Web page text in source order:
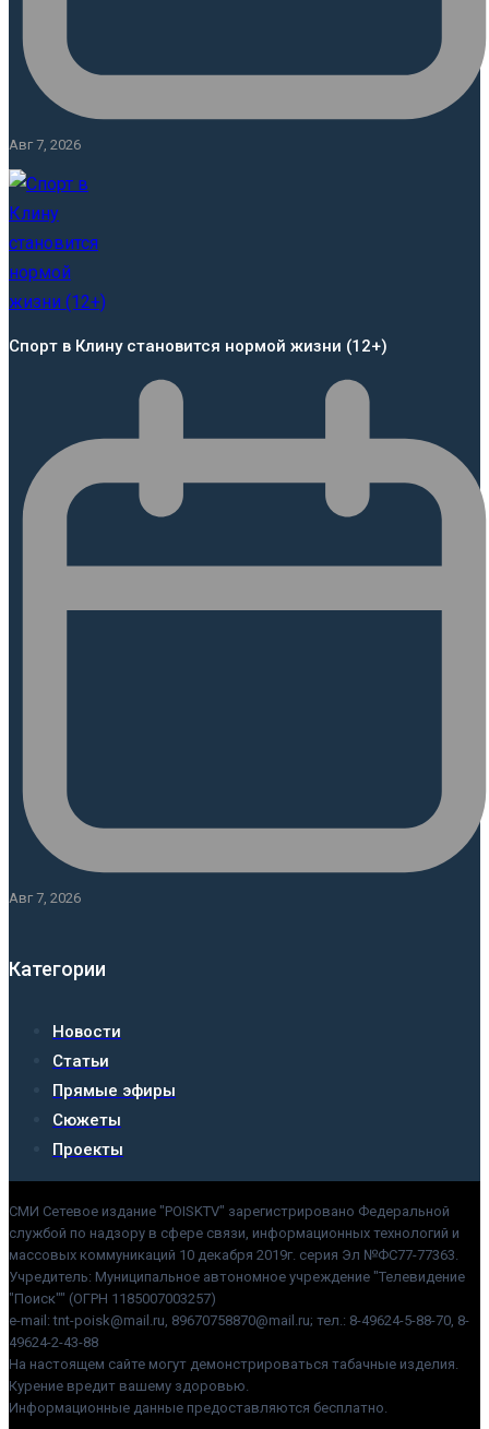
Авг 7, 2026
Спорт в Клину становится нормой жизни (12+)
Авг 7, 2026
Категории
Новости
Статьи
Прямые эфиры
Сюжеты
Проекты
СМИ Сетевое издание "POISKTV" зарегистрировано Федеральной
службой по надзору в сфере связи, информационных технологий и
массовых коммуникаций 10 декабря 2019г. серия Эл №ФС77-77363.
Учредитель: Муниципальное автономное учреждение "Телевидение
"Поиск"" (ОГРН 1185007003257)
e-mail: tnt-poisk@mail.ru, 89670758870@mail.ru; тел.: 8-49624-5-88-70, 8-
49624-2-43-88
На настоящем сайте могут демонстрироваться табачные изделия.
Курение вредит вашему здоровью.
Информационные данные предоставляются бесплатно.